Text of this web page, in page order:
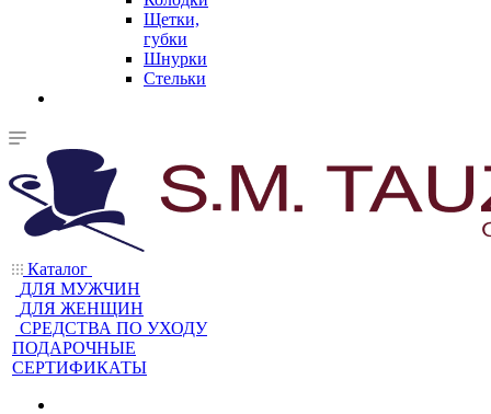
Щетки,
губки
Шнурки
Стельки
Каталог
ДЛЯ МУЖЧИН
ДЛЯ ЖЕНЩИН
CРЕДСТВА ПО УХОДУ
ПОДАРОЧНЫЕ
СЕРТИФИКАТЫ